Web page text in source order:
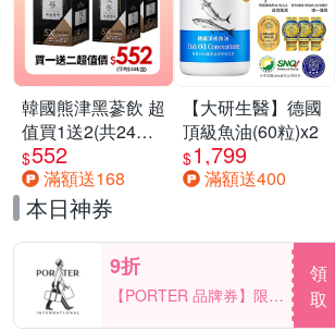
韓國熊津黑蔘飲 超
值買1送2(共24入
組)
$552
滿額送168
【大研生醫】德國
頂級魚油(60粒)x2
$1,799
滿額送400
本日神券
9折
【PORTER 品牌券】限時
2天 滿2000享9折
領
取